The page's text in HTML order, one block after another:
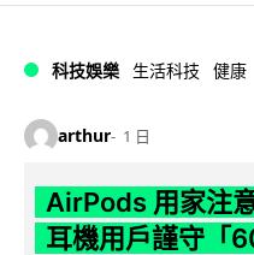
科技娛樂 生活科技 健康
arthur 1 日
AirPods 用家注
耳機用戶謹守「